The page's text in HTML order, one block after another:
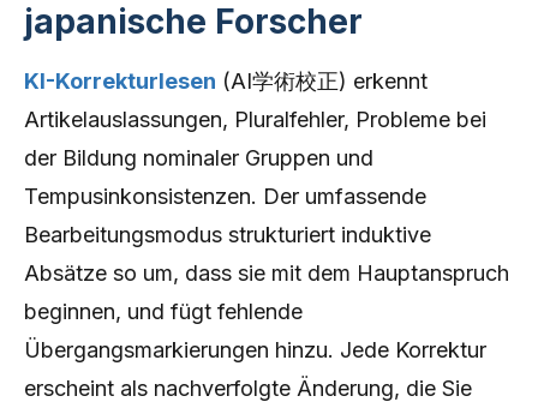
japanische Forscher
KI-Korrekturlesen (AI学術校正) erkennt
Artikelauslassungen, Pluralfehler, Probleme bei
der Bildung nominaler Gruppen und
Tempusinkonsistenzen. Der umfassende
Bearbeitungsmodus strukturiert induktive
Absätze so um, dass sie mit dem Hauptanspruch
beginnen, und fügt fehlende
Übergangsmarkierungen hinzu. Jede Korrektur
erscheint als nachverfolgte Änderung, die Sie